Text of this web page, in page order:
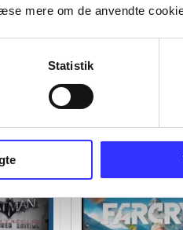
mere om de anvendte
Statistik